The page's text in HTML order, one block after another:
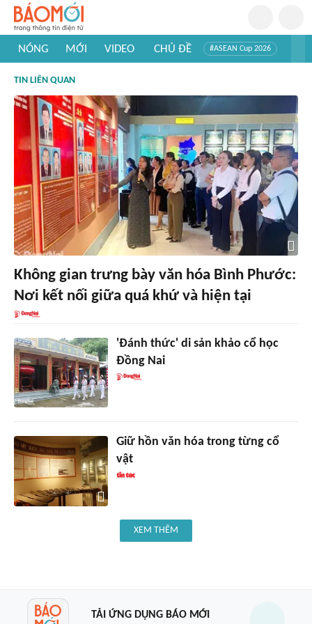
NÓNG MỚI VIDEO CHỦ ĐỀ #ASEAN Cup 2026
#Khám phá thế giới
TIN LIÊN QUAN
Không gian trưng bày văn hóa Bình Phước:
Nơi kết nối giữa quá khứ và hiện tại
'Đánh thức' di sản khảo cổ học
Đồng Nai
Giữ hồn văn hóa trong từng cổ
vật
XEM THÊM
TẢI ỨNG DỤNG BÁO MỚI